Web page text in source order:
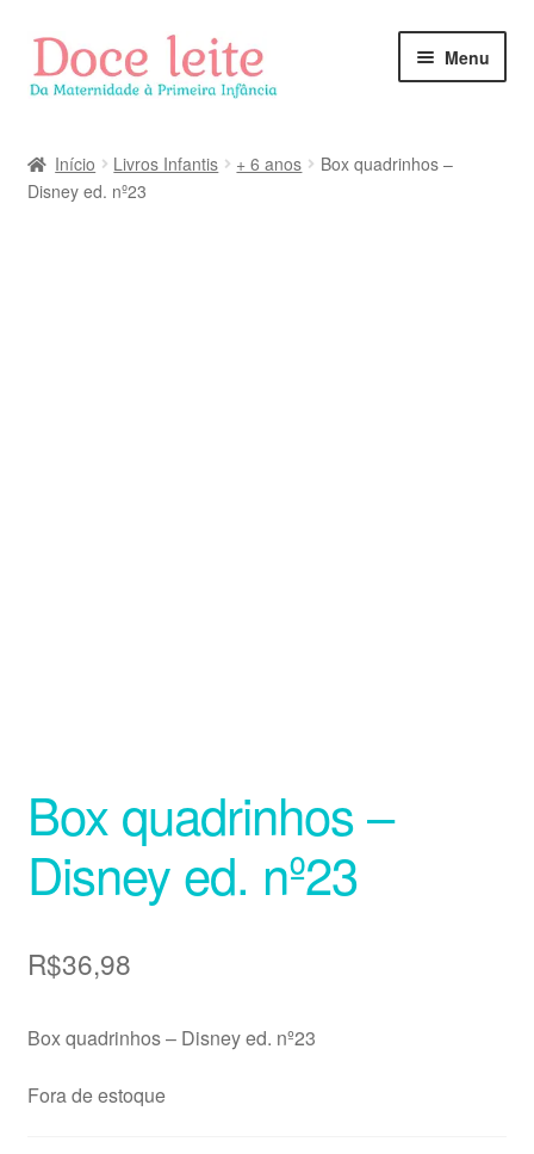
Pular
para
navegação
Pular
para
o
Menu
Início Livros Infantis + 6 anos
Box quadrinhos –
Disney ed. nº23
Box quadrinhos –
Disney ed. nº23
R$36,98
Box quadrinhos – Disney ed. nº23
Fora de estoque